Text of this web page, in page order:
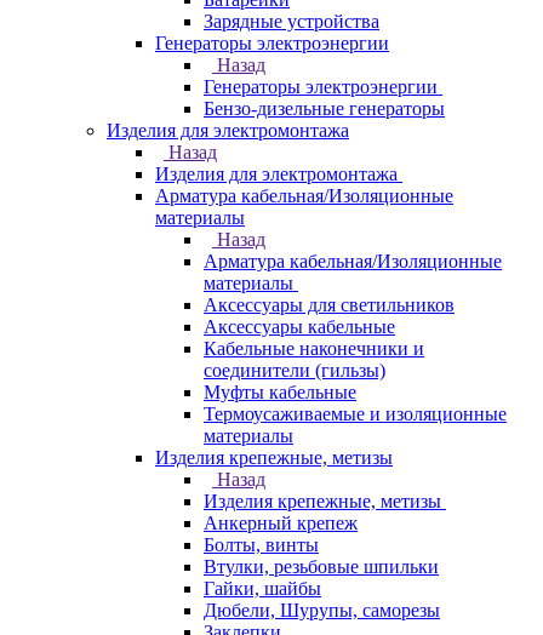
Зарядные устройства
Генераторы электроэнергии
Назад
Генераторы электроэнергии
Бензо-дизельные генераторы
Изделия для электромонтажа
Назад
Изделия для электромонтажа
Арматура кабельная/Изоляционные
материалы
Назад
Арматура кабельная/Изоляционные
материалы
Аксессуары для светильников
Аксессуары кабельные
Кабельные наконечники и
соединители (гильзы)
Муфты кабельные
Термоусаживаемые и изоляционные
материалы
Изделия крепежные, метизы
Назад
Изделия крепежные, метизы
Анкерный крепеж
Болты, винты
Втулки, резьбовые шпильки
Гайки, шайбы
Дюбели, Шурупы, саморезы